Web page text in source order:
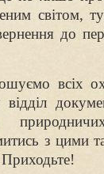
світом,
до
всіх
з цими